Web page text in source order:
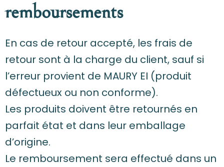
remboursements
En cas de retour accepté, les frais de
retour sont à la charge du client, sauf si
l’erreur provient de MAURY EI (produit
défectueux ou non conforme).
Les produits doivent être retournés en
parfait état et dans leur emballage
d’origine.
Le remboursement sera effectué dans un